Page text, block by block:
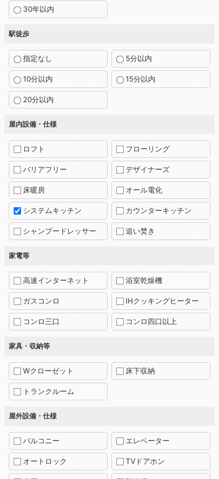
30年以内
駅徒歩
指定なし 5分以内
10分以内 15分以内
20分以内
屋内設備・仕様
ロフト フローリング
バリアフリー デザイナーズ
床暖房 オール電化
システムキッチン カウンターキッチン
シャンプードレッサー 追い焚き
家電等
高速インターネット 浴室乾燥機
ガスコンロ IHクッキングヒーター
コンロ三口 コンロ四口以上
家具・収納等
Wクローゼット 床下収納
トランクルーム
屋外設備・仕様
バルコニー エレベーター
オートロック TVドアホン